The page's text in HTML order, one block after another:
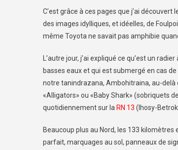
C’est grâce à ces pages que j’ai
des images idylliques, et idéelles, de
même Toyota ne savait pas amphibie
L’autre jour, j’ai expliqué ce qu’est un
basses eaux et qui est submergé en cas
notre tanindrazana, Ambohitraina, au-delà
«Alligators» ou «Baby Shark» (sobriquets
quotidiennement sur la RN 13 (Ihosy-
Beaucoup plus au Nord, les 133
parfait, marquages au sol, panneaux de